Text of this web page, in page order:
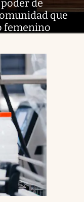
poder de
que
femenino